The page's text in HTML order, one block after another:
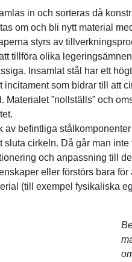
in och sorteras då
om och bli nytt material
styrs av
tillföra olika
Insamlat stål har ett
incitament som bidrar till att
Materialet ”nollställs” och
av befintliga
sluta cirkeln. Då går man
och anpassning till
eller förstörs bara
(till exempel fysikaliska